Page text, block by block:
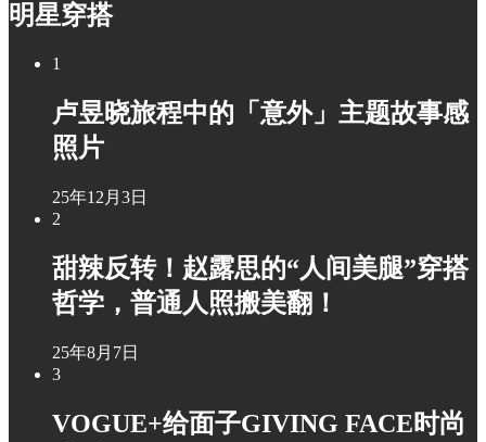
明星穿搭
1
卢昱晓旅程中的「意外」主题故事感
照片
25年12月3日
2
甜辣反转！赵露思的“人间美腿”穿搭
哲学，普通人照搬美翻！
25年8月7日
3
VOGUE+给面子GIVING FACE时尚